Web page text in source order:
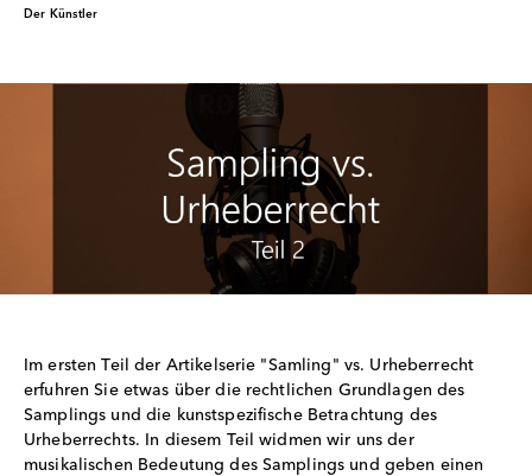
Der Künstler
Im ersten Teil der Artikelserie "Samling" vs. Urheberrecht
erfuhren Sie etwas über die rechtlichen Grundlagen des
Samplings und die kunstspezifische Betrachtung des
Urheberrechts. In diesem Teil widmen wir uns der
musikalischen Bedeutung des Samplings und geben einen